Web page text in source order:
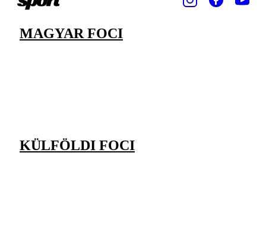
MAGYAR FOCI
KÜLFÖLDI FOCI